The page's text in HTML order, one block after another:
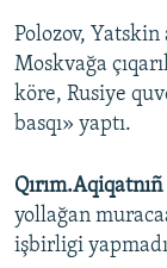
Polozov, Yatskin
Moskvağa
köre, Rusiye
basqı» yaptı.
Qırım.Aqiqatnıñ
yollağan
işbirligi